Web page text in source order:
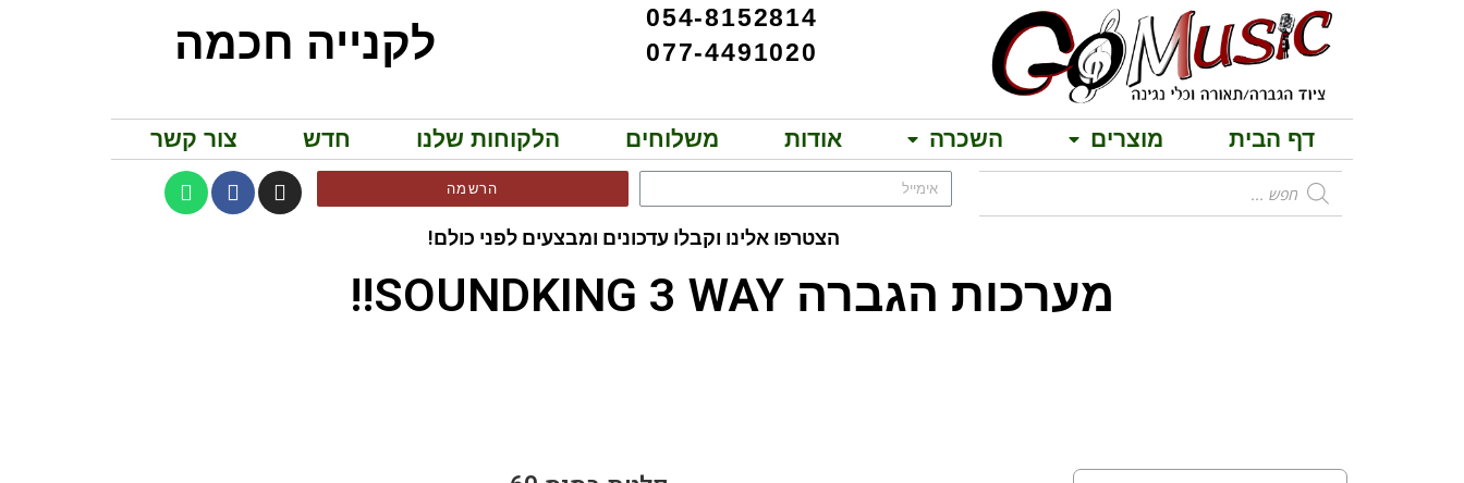
054-8152814
077-4491020
לקנייה חכמה
דף הבית מוצרים השכרה אודות משלוחים הלקוחות שלנו חדש צור קשר
הרשמה
הצטרפו אלינו וקבלו עדכונים ומבצעים לפני כולם!
מערכות הגברה SOUNDKING 3 WAY!!